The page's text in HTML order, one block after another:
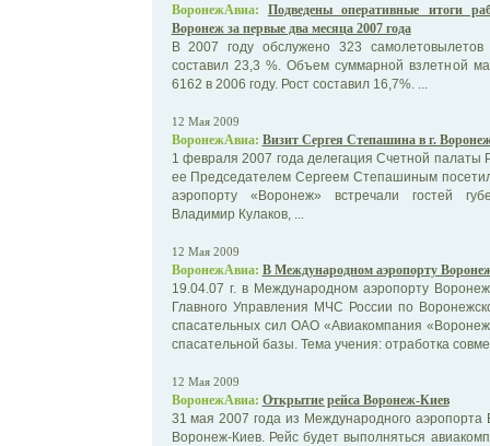
ВоронежАвиа:
Подведены оперативные итоги
Воронеж за первые два месяца 2007 года
В 2007 году обслужено 323
составил 23,3 %. Объем суммарной взлетной
6162 в 2006 году. Рост составил 16,7%. ...
12 Мая 2009
ВоронежАвиа: Визит Сергея Степашина в г.
1 февраля 2007 года делегация Счетной палаты
ее Председателем Сергеем Степашиным
аэропорту «Воронеж» встречали гостей
Владимир Кулаков, ...
12 Мая 2009
ВоронежАвиа: В Международном аэропорту
19.04.07 г. в Международном аэропорту
Главного Управления МЧС России по
спасательных сил ОАО «Авиакомпания
спасательной базы. Тема учения: отработка
12 Мая 2009
ВоронежАвиа: Открытие рейса Воронеж-Киев
31 мая 2007 года из Международного
Воронеж-Киев. Рейс будет выполняться